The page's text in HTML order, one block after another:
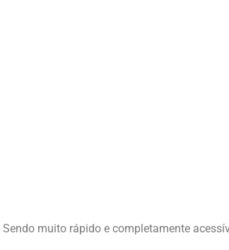
Sendo muito rápido e completamente